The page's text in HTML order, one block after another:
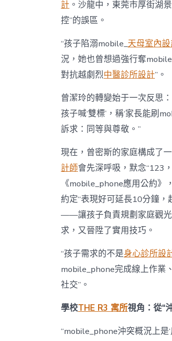
計 。沙龍中，東莞市厚街湖
控”的誤區。
“孩子陷溺mobile_天母室內
況，她也曾想過強行奪
對抗越劇烈中醫診所設計”。
曾潔玲的轉變始于一次反思
孩子喊‘雙標’，稱‘家長能刷
訴求：同等與尊敬。”
現在，曾密斯的家庭構成了
計師會先深呼吸，默念“123
《mobile_phone應用公約》
約定“表現好可延長10分鐘，
——讓孩子負責規劃家庭觀光
求，又晉陞了實用技巧。
“孩子需求的不是身心診所設
mobile_phone完成線上作業
社交”。
學校THE R3 寓所視角：從“
“mobile_phone沖突概況上是